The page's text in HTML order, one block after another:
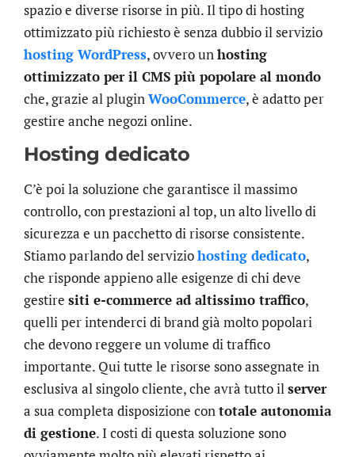
spazio e diverse risorse in più. Il tipo di hosting
ottimizzato più richiesto è senza dubbio il servizio
hosting WordPress, ovvero un hosting
ottimizzato per il CMS più popolare al mondo
che, grazie al plugin WooCommerce, è adatto per
gestire anche negozi online.
Hosting dedicato
C’è poi la soluzione che garantisce il massimo
controllo, con prestazioni al top, un alto livello di
sicurezza e un pacchetto di risorse consistente.
Stiamo parlando del serviziohosting dedicato,
che risponde appieno alle esigenze di chi deve
gestire siti e-commerce ad altissimo traffico,
quelli per intenderci di brand già molto popolari
che devono reggere un volume di traffico
importante. Qui tutte le risorse sono assegnate in
esclusiva al singolo cliente, che avrà tutto ilserver
a sua completa disposizione contotale autonomia
di gestione. I costi di questa soluzione sono